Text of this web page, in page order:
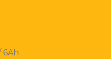
6Ah